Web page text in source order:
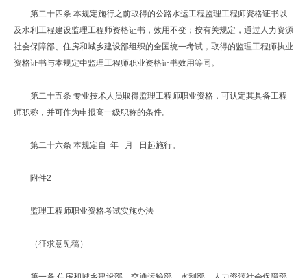
第二十四条 本规定施行之前取得的公路水运工程监理工程师资格证书以
及水利工程建设监理工程师资格证书，效用不变；按有关规定，通过人力资源
社会保障部、住房和城乡建设部组织的全国统一考试，取得的监理工程师执业
资格证书与本规定中监理工程师职业资格证书效用等同。
第二十五条 专业技术人员取得监理工程师职业资格，可认定其具备工程
师职称，并可作为申报高一级职称的条件。
第二十六条 本规定自 年 月 日起施行。
附件2
监理工程师职业资格考试实施办法
（征求意见稿）